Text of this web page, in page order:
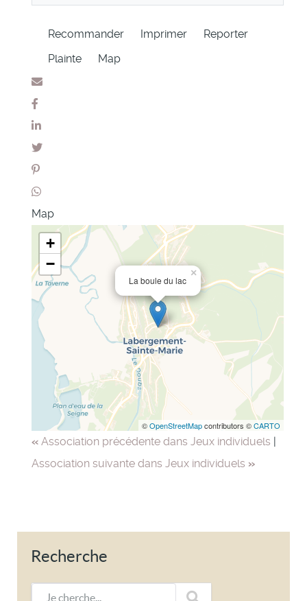
Recommander Imprimer
Reporter
Plainte
Map
Map
La boule du lac
×
+
−
©OpenStreetMapcontributors ©CARTO
« Association précédente dans Jeux individuels |
Association suivante dans Jeux individuels »
Recherche
Je cherche...